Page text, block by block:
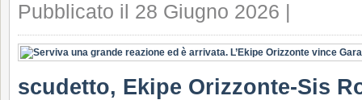
Pubblicato il 28 Giugno 2026 |
scudetto, Ekipe Orizzonte-Sis